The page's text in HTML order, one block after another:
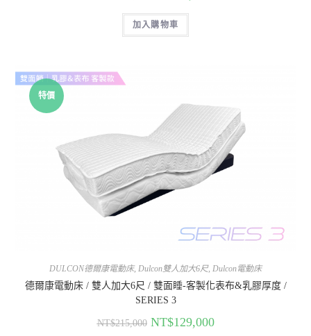
加入購物車
特價
DULCON德爾康電動床, Dulcon雙人加大6尺, Dulcon電動床
德爾康電動床 / 雙人加大6尺 / 雙面睡-客製化表布&乳膠厚度 /
SERIES 3
NT$215,000 NT$129,000